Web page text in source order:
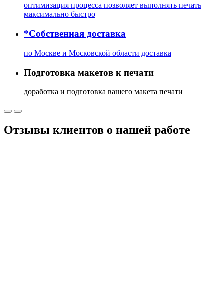
оптимизация процесса позволяет выполнять печать
максимально быстро
*Собственная доставка
по Москве и Московской области доставка
Подготовка макетов к печати
доработка и подготовка вашего макета печати
Отзывы клиентов о нашей работе